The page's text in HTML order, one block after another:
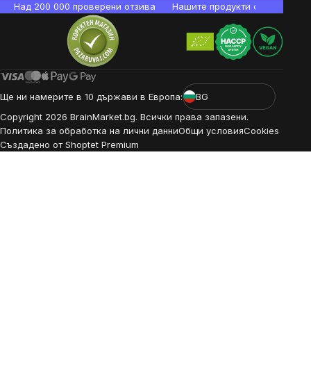
Над 200 000 проверени отзива Нашите продукти са
Ще ни намерите в 10 държави в Европа:
BG
Copyright 2026 BrainMarket.bg. Всички права запазени.
Политика за обработка на лични данниОбщи условияCookies
Създадено от Shoptet Premium